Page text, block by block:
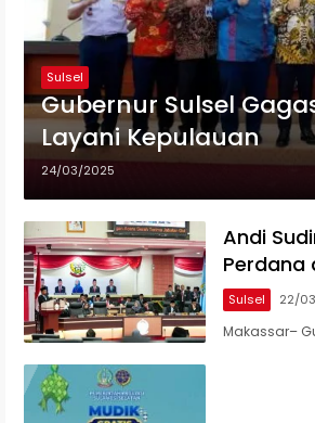
Sulsel
Gubernur Sulsel
Layani Kepulauan
24/03/2025
Andi
Perdana
Sulsel 22/
Makassar–